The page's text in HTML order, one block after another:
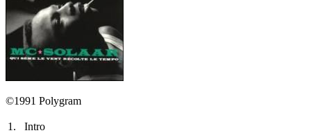
©1991 Polygram
1.
Intro